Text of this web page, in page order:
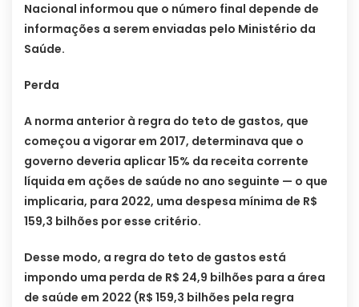
Nacional informou que o número final depende de
informações a serem enviadas pelo Ministério da
Saúde.
Perda
A norma anterior à regra do teto de gastos, que
começou a vigorar em 2017, determinava que o
governo deveria aplicar 15% da receita corrente
líquida em ações de saúde no ano seguinte — o que
implicaria, para 2022, uma despesa mínima de R$
159,3 bilhões por esse critério.
Desse modo, a regra do teto de gastos está
impondo uma perda de R$ 24,9 bilhões para a área
de saúde em 2022 (R$ 159,3 bilhões pela regra